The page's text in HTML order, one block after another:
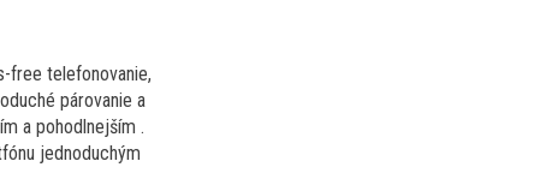
free telefonovanie,
párovanie a
a pohodlnejším .
jednoduchým